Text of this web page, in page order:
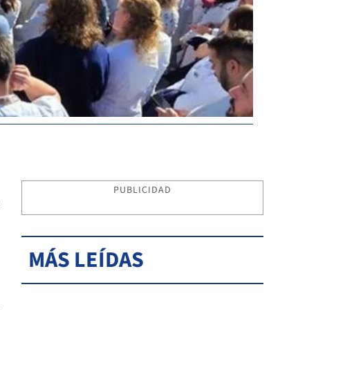
PUBLICIDAD
MÁS LEÍDAS